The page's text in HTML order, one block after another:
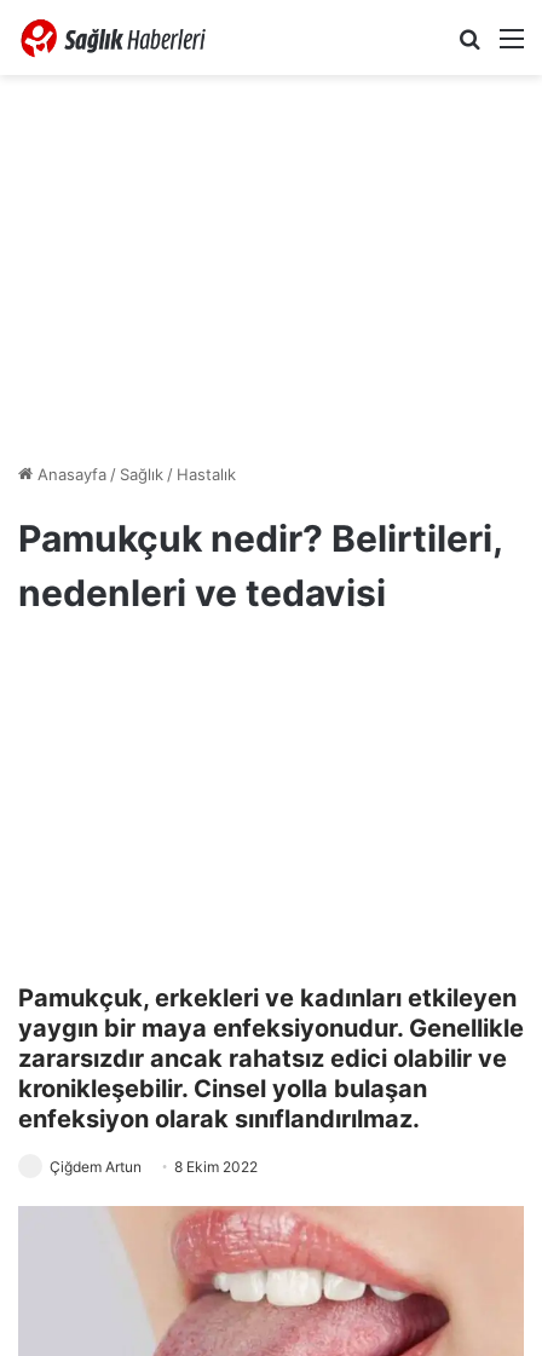
Anasayfa/ Sağlık/ Hastalık
Pamukçuk nedir? Belirtileri,
nedenleri ve tedavisi
Pamukçuk, erkekleri ve kadınları etkileyen
yaygın bir maya enfeksiyonudur. Genellikle
zararsızdır ancak rahatsız edici olabilir ve
kronikleşebilir. Cinsel yolla bulaşan
enfeksiyon olarak sınıflandırılmaz.
Çiğdem Artun 8 Ekim 2022